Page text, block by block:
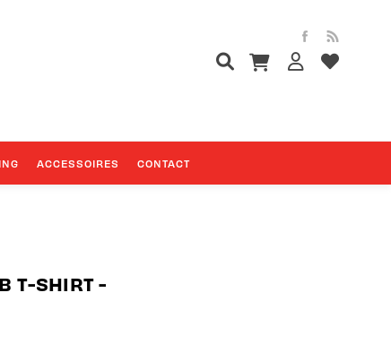
ACCESSOIRES CONTACT
T-SHIRT -